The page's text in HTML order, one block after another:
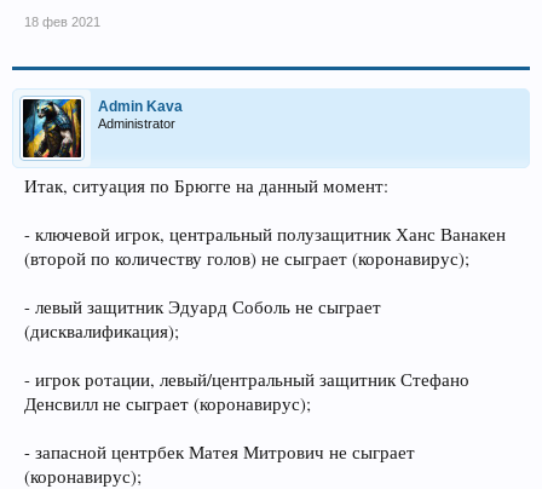
18 фев 2021
Admin Kava
Administrator
Итак, ситуация по Брюгге на данный момент:
- ключевой игрок, центральный полузащитник Ханс Ванакен
(второй по количеству голов) не сыграет (коронавирус);
- левый защитник Эдуард Соболь не сыграет
(дисквалификация);
- игрок ротации, левый/центральный защитник Стефано
Денсвилл не сыграет (коронавирус);
- запасной центрбек Матея Митрович не сыграет
(коронавирус);